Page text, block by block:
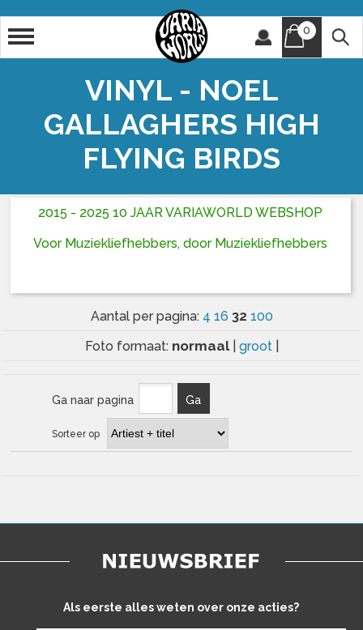
0
VINYL - NOEL
GALLAGHERS HIGH
FLYING BIRDS
2015 - 2025 10 JAAR VARIAWORLD WEBSHOP
Voor Muziekliefhebbers, door Muziekliefhebbers
Aantal per pagina: 4 16 32 100
Foto formaat: normaal groot
Ga naar pagina Ga
Sorteer op
Als eerste alles weten over onze acties?